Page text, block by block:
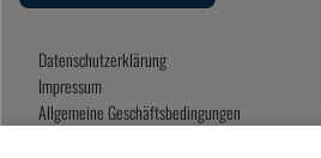
Datenschutzerklärung
Impressum
Allgemeine Geschäftsbedingungen